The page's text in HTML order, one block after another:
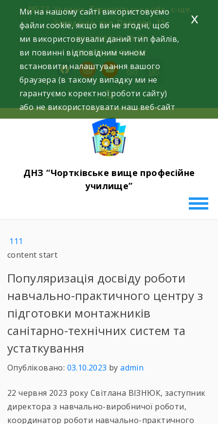
content
48523, Україна, Тернопільська обл., с-ще.
Заводське, вул. Паркова, 12
+38 (03552) 2-49-77
+38 (096) 42-93-282
facebookinstagramyoutube
ДНЗ “Чортківське вище професійне
училище”
111
content start
Популяризація досвіду роботи
навчально-практичного центру з
підготовки монтажників
санітарно-технічних систем та
устаткування
Опубліковано: 03.10.2023 byadmin
22 червня 2023 року Світлана ВІЗНЮК, заступник
директора з навчально-виробничої роботи,
координатор роботи навчально-практичного
Ми на нашому сайті використовуємо
файли cookie, якщо ви не згодні, щоб
ми використовували даний тип файлів,
ви повинні відповідним чином
встановити налаштування вашого
браузера (в такому випадку ми не
гарантуємо коректної роботи сайту)
або не використовувати наш веб-сайт
x